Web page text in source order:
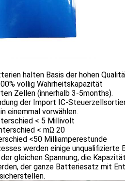
halten Basis der hohen
völlig Wahrheitskapazität
Zellen (innerhalb 3-5months).
der Import IC-
einemmal vorwählen.
< 5 Millivolt
< mΩ 20
<50 Milliamperestunde
werden einige unqualifizierte
gleichen Spannung, die
der ganze Batteriesatz mit